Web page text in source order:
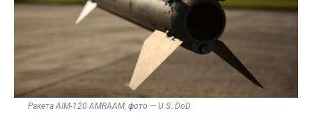
Ракета AIM-120 AMRAAM, фото — U.S. DoD